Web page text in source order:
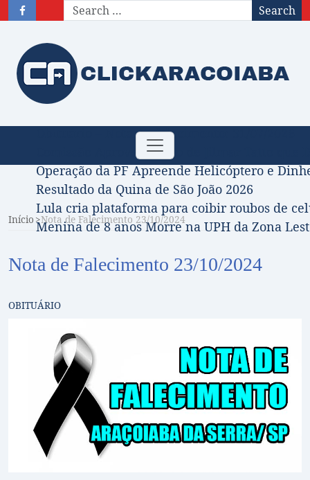
Search
Toggle
navigation
Obituário – Nota de falecimento: 31/07/2026
Comissão Aprova Projeto de Jilmar Tatto
Operação da PF Apreende Helicóptero e
Resultado da Quina de São João 2026
Lula cria plataforma para coibir roubos de
Menina de 8 anos Morre na UPH da Zona
Início Nota de Falecimento 23/10/2024
Nota de Falecimento 23/10/2024
OBITUÁRIO